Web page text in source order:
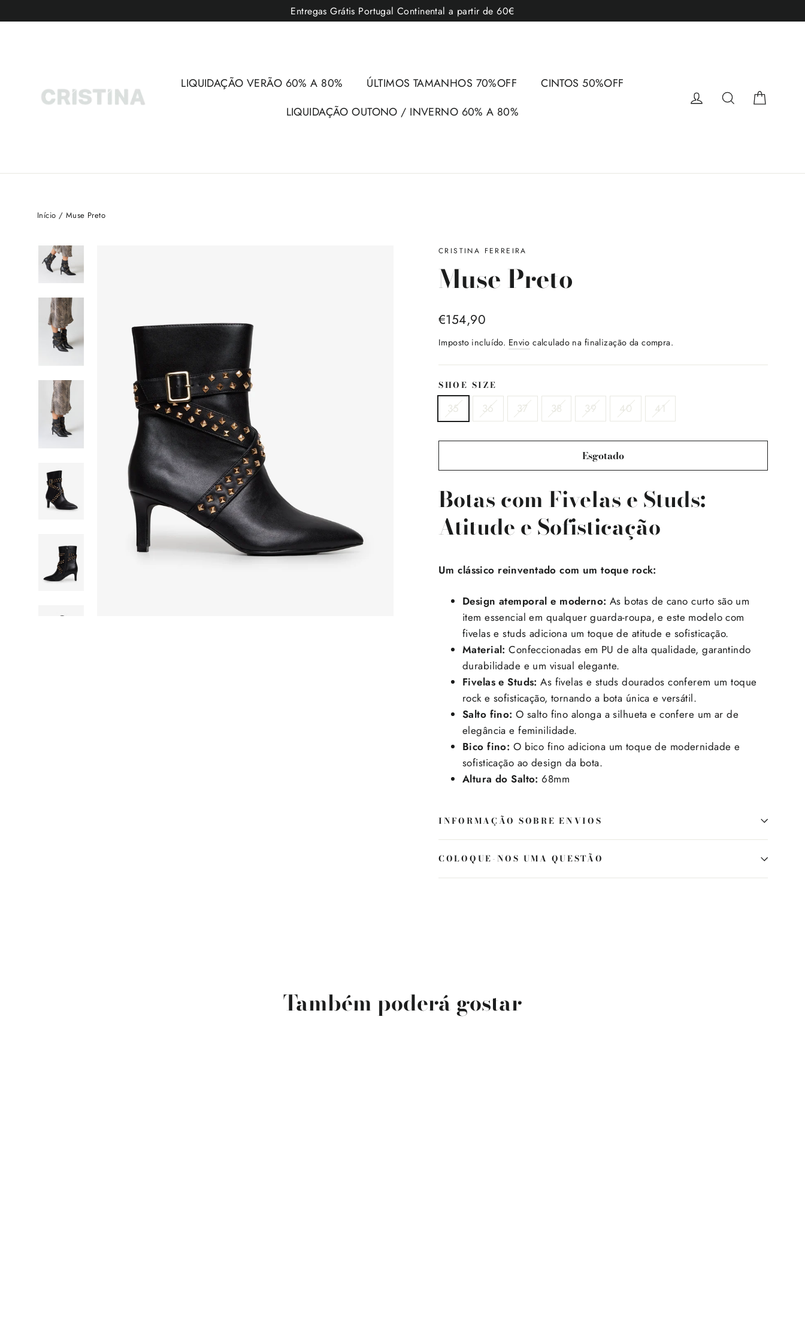
para
Entregas Grátis Portugal Continental a partir de 60€
LIQUIDAÇÃO VERÃO 60% A 80% ÚLTIMOS TAMANHOS 70%OFF
CINTOS 50%OFF
LIQUIDAÇÃO OUTONO / INVERNO 60% A 80%
Iniciar sessão
Pesquisar
Início / Muse Preto
CRISTINA FERREIRA
Muse Preto
Preço
€154,90
Imposto incluído. Envio calculado na finalização da compra.
SHOE SIZE
35 36 37 38 39 40 41
Esgotado
Botas com Fivelas e Studs:
Atitude e Sofisticação
Um clássico reinventado com um toque rock:
Design atemporal e moderno: As botas de cano curto são um
item essencial em qualquer guarda-roupa, e este modelo com
fivelas e studs adiciona um toque de atitude e sofisticação.
Material: Confeccionadas em PU de alta qualidade, garantindo
durabilidade e um visual elegante.
Fivelas e Studs: As fivelas e studs dourados conferem um toque
rock e sofisticação, tornando a bota única e versátil.
Salto fino: O salto fino alonga a silhueta e confere um ar de
elegância e feminilidade.
Bico fino: O bico fino adiciona um toque de modernidade e
sofisticação ao design da bota.
Altura do Salto: 68mm
INFORMAÇÃO SOBRE ENVIOS
COLOQUE-NOS UMA QUESTÃO
Também poderá gostar